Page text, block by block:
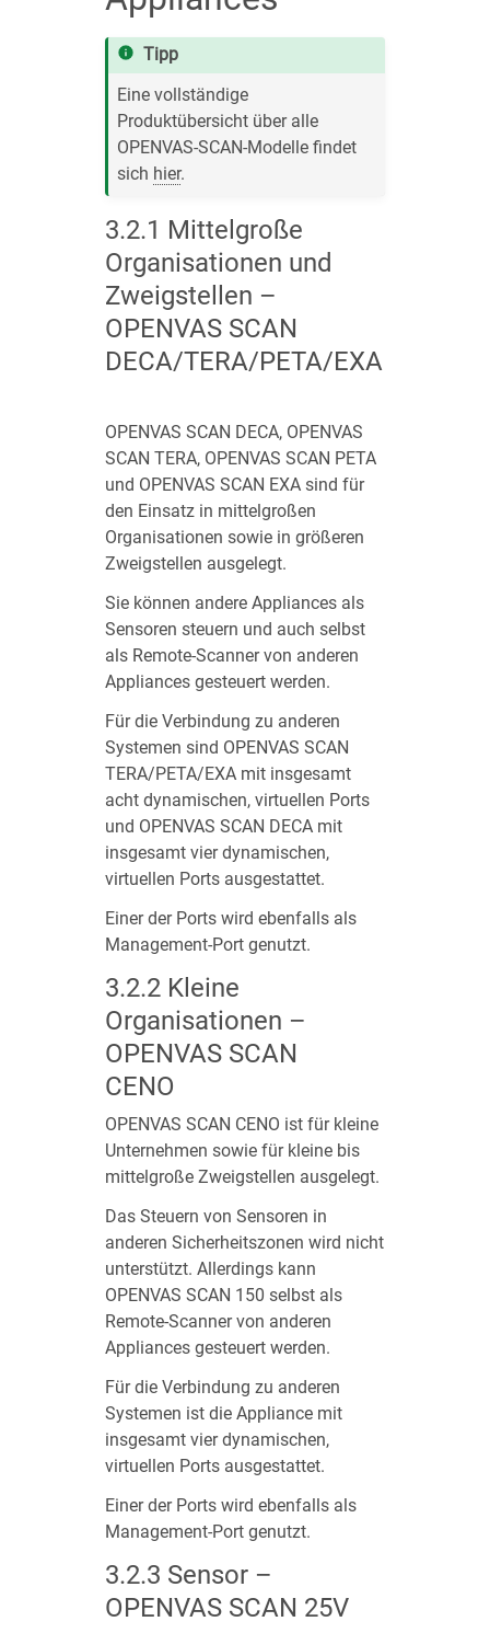
Tipp
Eine vollständige
Produktübersicht über alle
OPENVAS-SCAN-Modelle findet
sich hier.
3.2.1 Mittelgroße
Organisationen und
Zweigstellen –
OPENVAS SCAN
DECA/TERA/PETA/EXA
OPENVAS SCAN DECA, OPENVAS
SCAN TERA, OPENVAS SCAN PETA
und OPENVAS SCAN EXA sind für
den Einsatz in mittelgroßen
Organisationen sowie in größeren
Zweigstellen ausgelegt.
Sie können andere Appliances als
Sensoren steuern und auch selbst
als Remote-Scanner von anderen
Appliances gesteuert werden.
Für die Verbindung zu anderen
Systemen sind OPENVAS SCAN
TERA/PETA/EXA mit insgesamt
acht dynamischen, virtuellen Ports
und OPENVAS SCAN DECA mit
insgesamt vier dynamischen,
virtuellen Ports ausgestattet.
Einer der Ports wird ebenfalls als
Management-Port genutzt.
3.2.2 Kleine
Organisationen –
OPENVAS SCAN
CENO
OPENVAS SCAN CENO ist für kleine
Unternehmen sowie für kleine bis
mittelgroße Zweigstellen ausgelegt.
Das Steuern von Sensoren in
anderen Sicherheitszonen wird nicht
unterstützt. Allerdings kann
OPENVAS SCAN 150 selbst als
Remote-Scanner von anderen
Appliances gesteuert werden.
Für die Verbindung zu anderen
Systemen ist die Appliance mit
insgesamt vier dynamischen,
virtuellen Ports ausgestattet.
Einer der Ports wird ebenfalls als
Management-Port genutzt.
3.2.3 Sensor –
OPENVAS SCAN 25V